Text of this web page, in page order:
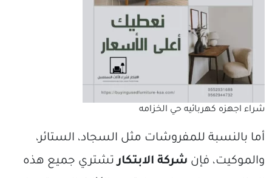
شراء اجهزه كهربائيه حي الخزامه
أما بالنسبة للمفروشات مثل السجاد، الستائر،
والموكيت، فإن شركة الابتكارتشتري جميع هذه